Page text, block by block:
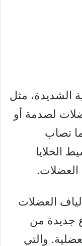
الشديدة، مثل
لصدمة أو
تصاب
الخلايا
العضلات.
العضلات
جديدة من
والتي